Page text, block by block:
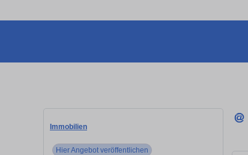
Immobilien
Hier Angebot veröffentlichen